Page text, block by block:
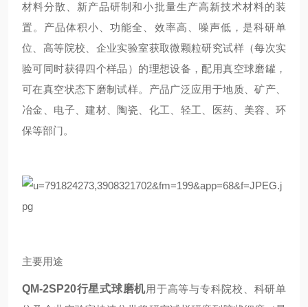
材料分散、新产品研制和小批量生产高新技术材料的装
置。产品体积小、功能全、效率高、噪声低，是科研单
位、高等院校、企业实验室获取微颗粒研究试样（每次实
验可同时获得四个样品）的理想设备，配用真空球磨罐，
可在真空状态下磨制试样。产品广泛应用于地质、矿产、
冶金、电子、建材、陶瓷、化工、轻工、医药、美容、环
保等部门。
主要用途
QM-2SP20行星式球磨机用于高等与专科院校、科研单